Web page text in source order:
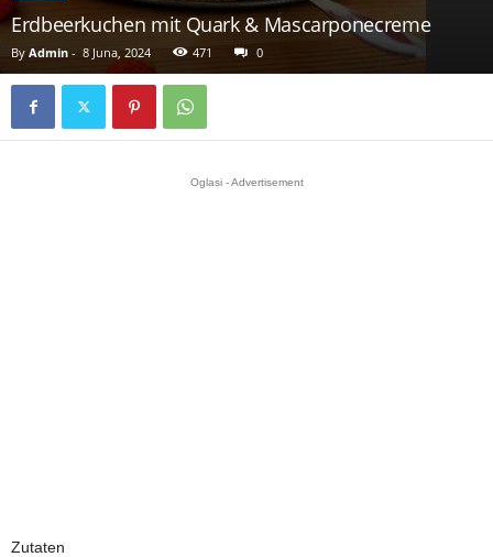
Erdbeerkuchen mit Quark & Mascarponecreme
By Admin - 8 Juna, 2024 471 0
Oglasi - Advertisement
Zutaten